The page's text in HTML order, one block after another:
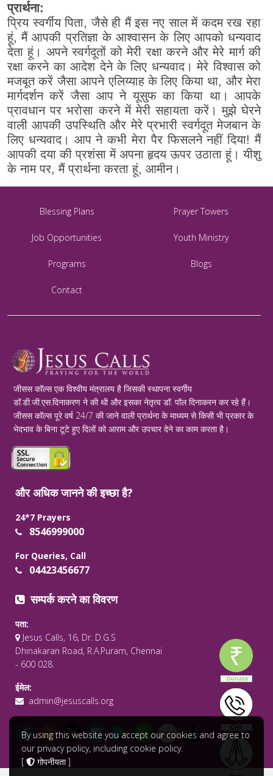
प्रार्थना:
प्रिय स्वर्गीय पिता, जैसे ही मैं इस नए साल में कदम रख रहा
हूं, मैं आपकी प्रतिज्ञा के आश्वासन के लिए आपको धन्यवाद
देता हूं। अपने स्वर्गदूतों को मेरी रक्षा करने और मेरे मार्ग की
रक्षा करने का आदेश देने के लिए धन्यवाद। मेरे विश्वास को
मजबूत करें जैसा आपने एलिय्याह के लिए किया था, और मेरा
मार्गदर्शन करें जैसा आप ने यूसुफ का किया था। आपके
प्रावधान पर भरोसा करने में मेरी सहायता करें। मुझे घेरने
वाली आपकी उपस्थिति और मेरे प्रभारी स्वर्गदूत मेजबान के
लिए धन्यवाद। आप ने कभी मेरा पैर फिसलने नहीं दिया! मैं
आपकी दया की प्रशंसा में अपना हृदय ऊपर उठाता हूं। यीशु
के नाम पर, मैं प्रार्थना करता हूं, आमीन।
Blessing Plans Prayer Towers
Job Opportunities Youth Ministry
Programs Blogs
Contact
जीसस कॉल्स एक विश्वीय मंत्रालय है जिसकी स्थापना स्वर्गीय
डॉ.डी.जी.एस.दिनाकरण ने की थी और इसका नेतृत्व डॉ. पॉल दिनाकरन कर रहे हैं।
जीसस कॉल्स पूरे वर्ष 24/7 की जाने वाली प्रार्थना के माध्यम से किसी भी प्रकार के
भेदभाव के बिना टूटे हुए दिलों को आराम और उपचार देने का काम करता है।
और अधिक जानने की इच्छा है?
24*7 Prayers
8546999000
For Queries, Call
04423456677
सम्पर्क करने का विवरण
पता:
Jesus Calls, 16, Dr. D.G.S
Dhinakaran Road, R.A.Puram, Chennai
- 600 028.
ईमेल:
admin@jesuscalls.org
By using this website you accept our cookies and agree to
our privacy policy, including cookie policy.
[
गोपनीयता]